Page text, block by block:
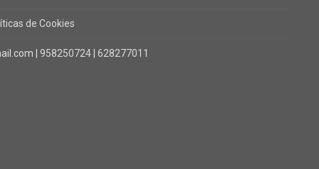
de Cookies
| 958250724| 628277011